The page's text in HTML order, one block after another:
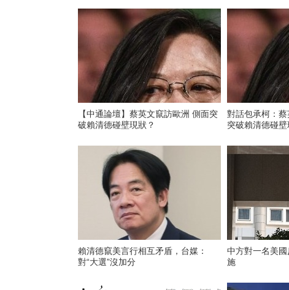
【中通論壇】蔡英文竄訪歐洲 側面突
破賴清德碰壁現狀？
對話包承柯：
突破賴清德碰
賴清德竄美言行相互矛盾，台媒：
對“大選”沒加分
中方對一名美
施